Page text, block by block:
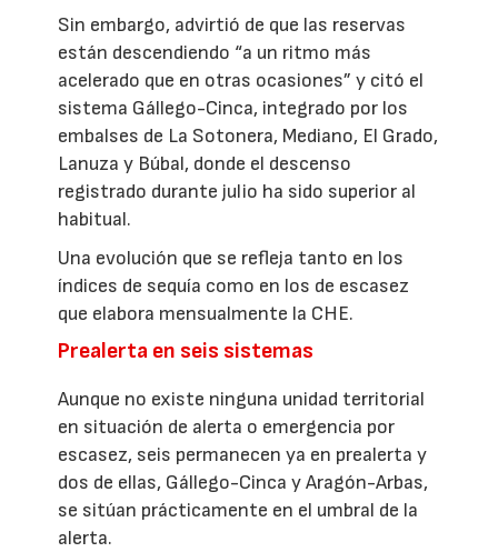
Sin embargo, advirtió de que las reservas
están descendiendo “a un ritmo más
acelerado que en otras ocasiones” y citó el
sistema Gállego-Cinca, integrado por los
embalses de La Sotonera, Mediano, El Grado,
Lanuza y Búbal, donde el descenso
registrado durante julio ha sido superior al
habitual.
Una evolución que se refleja tanto en los
índices de sequía como en los de escasez
que elabora mensualmente la CHE.
Prealerta en seis sistemas
Aunque no existe ninguna unidad territorial
en situación de alerta o emergencia por
escasez, seis permanecen ya en prealerta y
dos de ellas, Gállego-Cinca y Aragón-Arbas,
se sitúan prácticamente en el umbral de la
alerta.